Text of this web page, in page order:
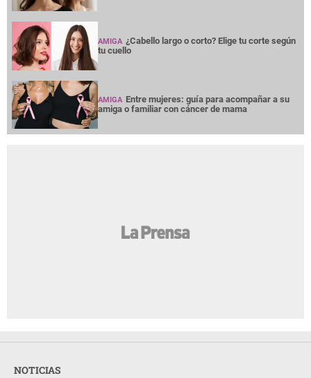
AMIGA ¿Cabello largo o corto? Elige tu corte según
tu cuello
AMIGA Entre mujeres: guía para acompañar a su
amiga o familiar con cáncer de mama
NOTICIAS